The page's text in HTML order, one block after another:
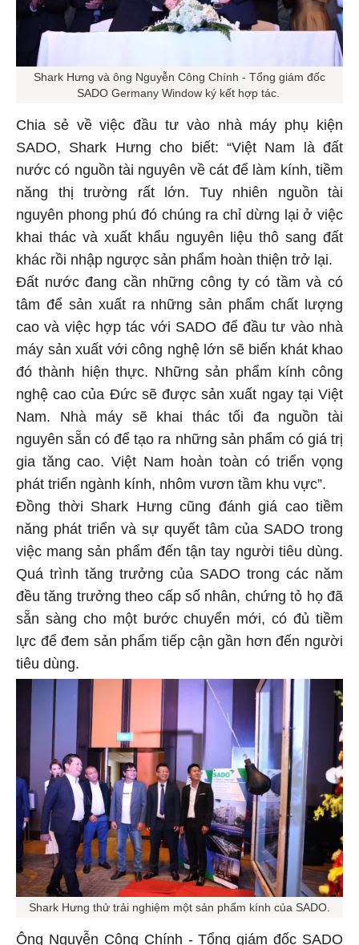
Shark Hưng và ông Nguyễn Công Chính - Tổng giám đốc
SADO Germany Window ký kết hợp tác.
Chia sẻ về việc đầu tư vào nhà máy phụ kiện
SADO, Shark Hưng cho biết: “Việt Nam là đất
nước có nguồn tài nguyên về cát để làm kính, tiềm
năng thị trường rất lớn. Tuy nhiên nguồn tài
nguyên phong phú đó chúng ra chỉ dừng lại ở việc
khai thác và xuất khẩu nguyên liệu thô sang đất
khác rồi nhập ngược sản phẩm hoàn thiện trở lại.
Đất nước đang cần những công ty có tầm và có
tâm để sản xuất ra những sản phẩm chất lượng
cao và việc hợp tác với SADO để đầu tư vào nhà
máy sản xuất với công nghệ lớn sẽ biến khát khao
đó thành hiện thực. Những sản phẩm kính công
nghệ cao của Đức sẽ được sản xuất ngay tại Việt
Nam. Nhà máy sẽ khai thác tối đa nguồn tài
nguyên sẵn có để tạo ra những sản phẩm có giá trị
gia tăng cao. Việt Nam hoàn toàn có triển vọng
phát triển ngành kính, nhôm vươn tầm khu vực”.
Đồng thời Shark Hưng cũng đánh giá cao tiềm
năng phát triển và sự quyết tâm của SADO trong
việc mang sản phẩm đến tận tay người tiêu dùng.
Quá trình tăng trưởng của SADO trong các năm
đều tăng trưởng theo cấp số nhân, chứng tỏ họ đã
sẵn sàng cho một bước chuyển mới, có đủ tiềm
lực để đem sản phẩm tiếp cận gần hơn đến người
tiêu dùng.
Shark Hưng thử trải nghiệm một sản phẩm kính của SADO.